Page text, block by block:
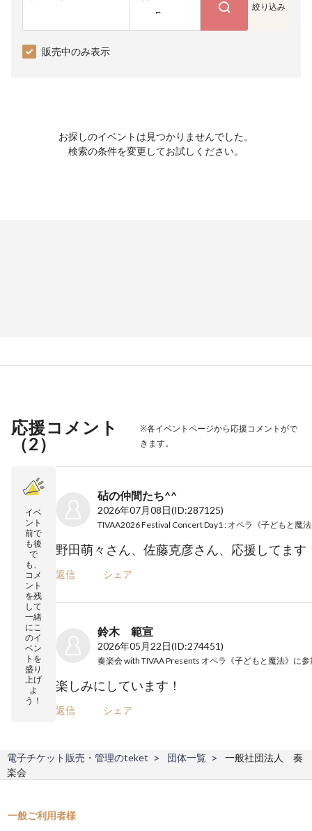
~ 絞り込み
販売中のみ表示
お探しのイベントは見つかりませんでした。
検索の条件を変更してお試しください。
応援コメント
（2）
※各イベントページから応援コメントがで
きます。
イベ
ント
前で
も後
で
も、
コメ
ント
を残
して
一緒
にこ
のイ
ベン
トを
盛り
上げ
よ
う！
砧の仲間たち^^
2026年07月08日(ID:287125)
野田萌々さん、佐藤克彦さん、応援してます
返信 シェア
鈴木 範宣
2026年05月22日(ID:274451)
奏楽会 with TIVAA Presents オペラ《子どもと魔法》 に参
楽しみにしています！
返信 シェア
電子チケット販売・管理のteket 団体一覧
一般社団法人 奏
楽会
一般ご利用者様